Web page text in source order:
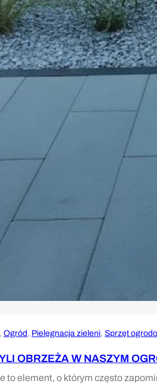
, Ogród , Pielęgnacja zieleni, Sprzęt
OBRZEŻA W NASZYM
to element, o którym często